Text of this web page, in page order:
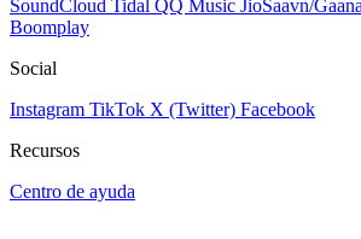
SoundCloud Tidal QQ Music JioSaavn/Gaana
Boomplay
Social
Instagram TikTok X (Twitter) Facebook
Recursos
Centro de ayuda